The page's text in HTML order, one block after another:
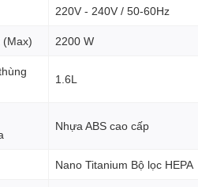
220V - 240V / 50-60Hz
(Max) 2200 W
1.6L
Nhựa ABS cao cấp
Nano Titanium Bộ lọc HEPA